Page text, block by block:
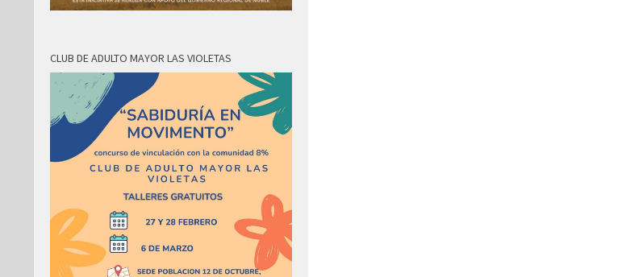
CLUB DE ADULTO MAYOR LAS VIOLETAS